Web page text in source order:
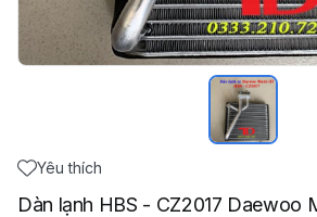
Yêu thích
Dàn lạnh HBS - CZ2017 Daewoo